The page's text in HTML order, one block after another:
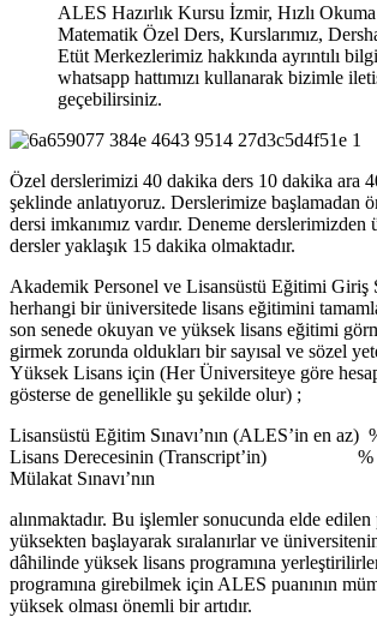
ALES Hazırlık Kursu İzmir, Hızlı
Matematik Özel Ders, Kurslarımız,
Etüt Merkezlerimiz hakkında ayrıntılı
whatsapp hattımızı kullanarak bizimle
geçebilirsiniz.
Özel derslerimizi 40 dakika ders 10 dakika ara
şeklinde anlatıyoruz. Derslerimize başlamadan
dersi imkanımız vardır. Deneme derslerimizden
dersler yaklaşık 15 dakika olmaktadır.
Akademik Personel ve Lisansüstü Eğitimi Giriş
herhangi bir üniversitede lisans eğitimini
son senede okuyan ve yüksek lisans eğitimi
girmek zorunda oldukları bir sayısal ve sözel
Yüksek Lisans için (Her Üniversiteye göre
gösterse de genellikle şu şekilde olur) ;
Lisansüstü Eğitim Sınavı’nın (ALES’in en az)
Lisans Derecesinin (Transcript’in) %
Mülakat Sınavı’nın %
alınmaktadır. Bu işlemler sonucunda elde edilen
yüksekten başlayarak sıralanırlar ve
dâhilinde yüksek lisans programına
programına girebilmek için ALES puanının
yüksek olması önemli bir artıdır.